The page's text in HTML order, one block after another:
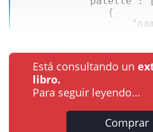
{
Está consultando un
libro.
Para seguir leyendo...
Comprar